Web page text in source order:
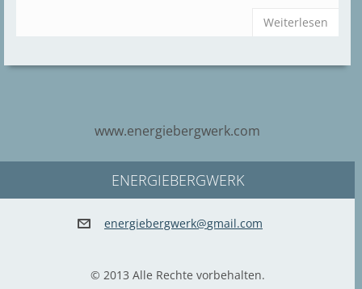
Weiterlesen
www.energiebergwerk.com
ENERGIEBERGWERK
energiebergwerk@gmail.com
© 2013 Alle Rechte vorbehalten.